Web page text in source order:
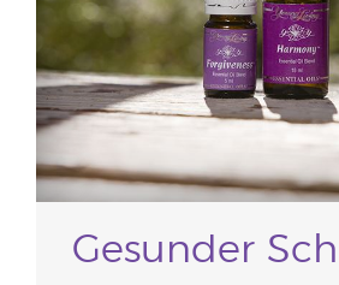
Gesunder